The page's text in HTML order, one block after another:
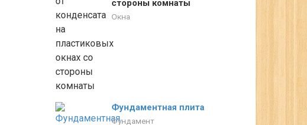
стороны комнаты
Окна
Фундаментная плита
Фундамент